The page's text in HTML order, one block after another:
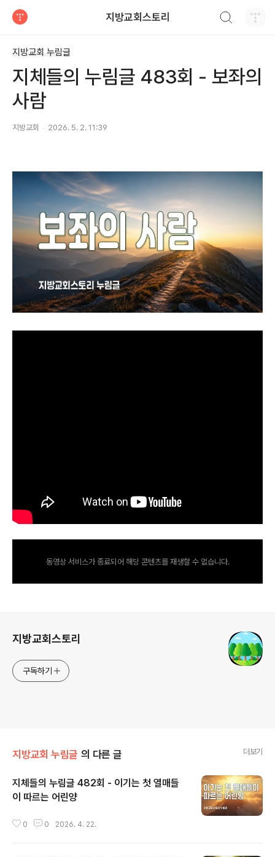
지방교회스토리
지방교회 누림글
지체들의 누림글 483회 - 보좌의
사람
지방교회 2026. 5. 2. 11:39
동영상 서비스가 종료되어 해당 콘텐츠를 재생할 수 없습니다.
지방교회스토리
구독하기
지방교회 누림글 의 다른 글 더보기
지체들의 누림글 482회 - 이기는 첫 열매들
이 따르는 어린양
0 0 2026. 4. 22.